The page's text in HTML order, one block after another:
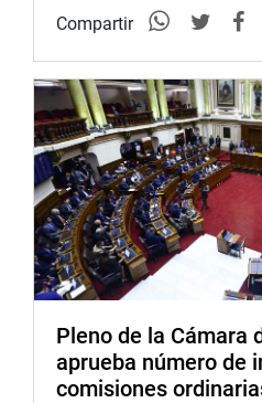
“Gracias a la gestión y trabajo
nos brinda su ayuda, nos
municipalidad y la comisaría
por derecho nos corresponde”.
Esta reunión con los
mes para recibir las quejas y
familias afectadas por la
cuales se evalúan para el
solucionar los problemas.
PRENSA CONGRESO
Compartir
Pleno de la Cámara
aprueba número de
comisiones